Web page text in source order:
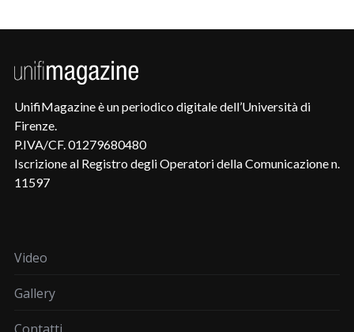
UnifiMagazine è un periodico digitale dell’Università di
Firenze.
P.IVA/CF. 01279680480
Iscrizione al Registro degli Operatori della Comunicazione n.
11597
Video
Gallery